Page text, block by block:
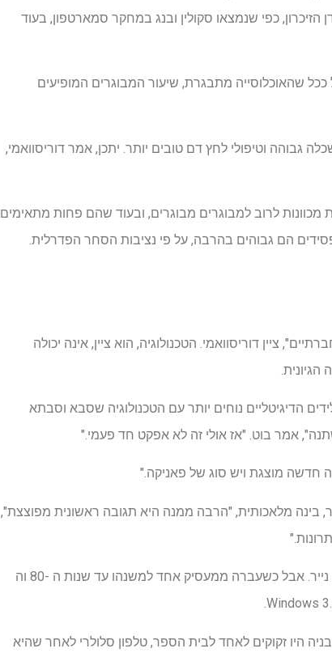
הזיכרון, כפי שנמצאו סקולין ובנג במחקר סמארטפון, בעוד
שהאוכלוסייה מתבגרת, שיעור המבוגרים המופיעים
גבוהה וטיפולי לחץ דם טובים יותר. יתכן, אמר דוריסוואמי,
מכוונות לרוב למבוגרים מבוגרים, ובעוד שהם פחות מתאימים
הם גבוהים בהרבה, על פי נציבות הסחר הפדרלית.
קשרים חברתיים", ציין דוריסוואמי. הטכנולוגיה, הוא ציין, אינה יכולה
הדיגיטליים נוחים יותר עם הטכנולוגיה שסבא וסבתא
אמר בוט. "אז אולי זה לא אפקט חד פעמי."
בינה מלאכותית, "הרבה ממנה היא תגובה ראשונית מפוצצת",
כמו רוב האנשים בגילה, וודס גדל בעולם אנלוגי של בדיקות נייר ומפות נייר. אבל כשעברה ממעסיק אחד למשנהו עד שנות ה -80 וה
היו זקוקים לאחד לבית הספר, טלפון סלולרי לאחר שהיא